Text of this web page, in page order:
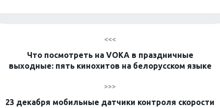
<<<
Что посмотреть на VOKA в праздничные
выходные: пять кинохитов на белорусском языке
>>>
23 декабря мобильные датчики контроля скорости